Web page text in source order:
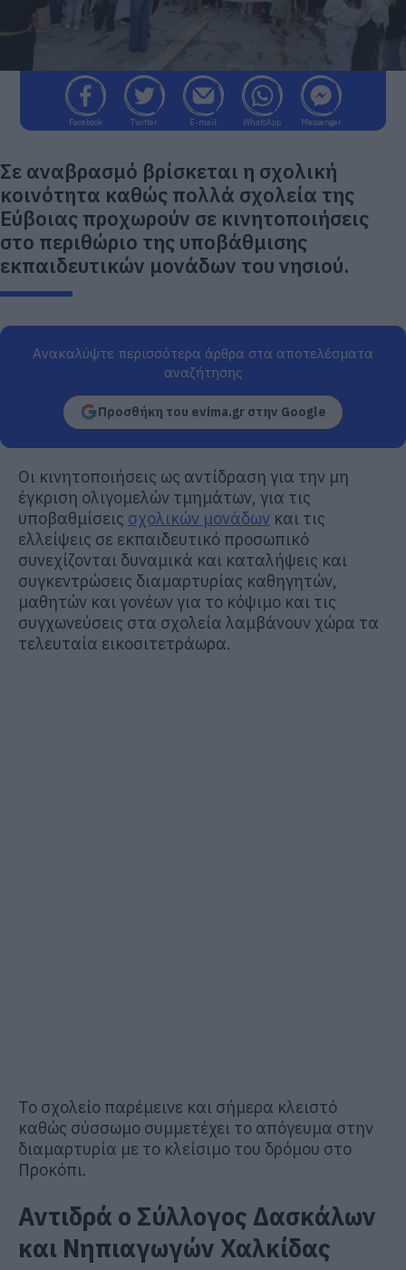
Facebook Twitter E-mail WhatsApp Messenger
Σε αναβρασμό βρίσκεται η σχολική
κοινότητα καθώς πολλά σχολεία της
Εύβοιας προχωρούν σε κινητοποιήσεις
στο περιθώριο της υποβάθμισης
εκπαιδευτικών μονάδων του νησιού.
Ανακαλύψτε περισσότερα άρθρα στα αποτελέσματα
αναζήτησης
Προσθήκη του evima.gr στην Google
Οι κινητοποιήσεις ως αντίδραση για την μη
έγκριση ολιγομελών τμημάτων, για τις
υποβαθμίσεις σχολικών μονάδων και τις
ελλείψεις σε εκπαιδευτικό προσωπικό
συνεχίζονται δυναμικά και καταλήψεις και
συγκεντρώσεις διαμαρτυρίας καθηγητών,
μαθητών και γονέων για το κόψιμο και τις
συγχωνεύσεις στα σχολεία λαμβάνουν χώρα τα
τελευταία εικοσιτετράωρα.
Το σχολείο παρέμεινε και σήμερα κλειστό
καθώς σύσσωμο συμμετέχει το απόγευμα στην
διαμαρτυρία με το κλείσιμο του δρόμου στο
Προκόπι.
Αντιδρά ο Σύλλογος Δασκάλων
και Νηπιαγωγών Χαλκίδας